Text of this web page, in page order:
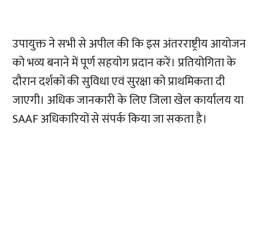
उपायुक्त ने सभी से अपील की कि इस अंतरराष्ट्रीय आयोजन
को भव्य बनाने में पूर्ण सहयोग प्रदान करें। प्रतियोगिता के
दौरान दर्शकों की सुविधा एवं सुरक्षा को प्राथमिकता दी
जाएगी। अधिक जानकारी के लिए जिला खेल कार्यालय या
SAAF अधिकारियों से संपर्क किया जा सकता है।